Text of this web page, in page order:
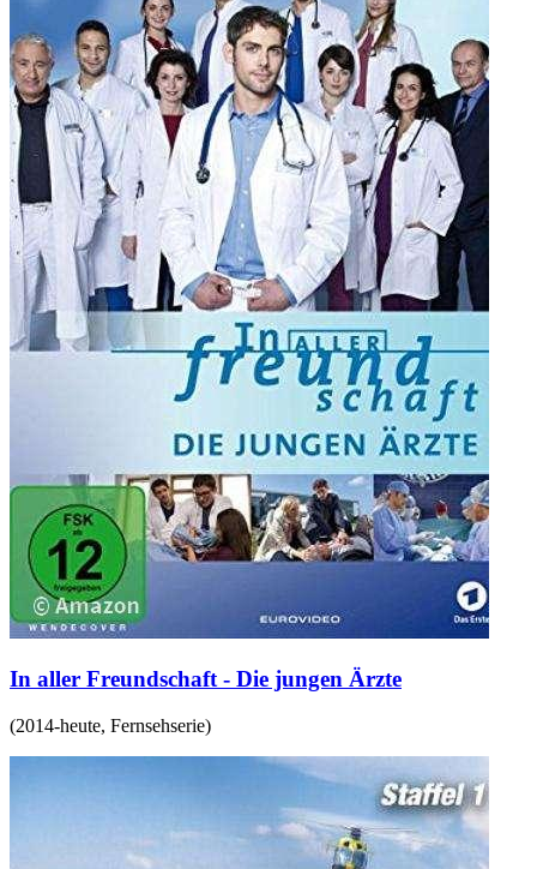
In aller Freundschaft - Die jungen Ärzte
(2014-heute, Fernsehserie)